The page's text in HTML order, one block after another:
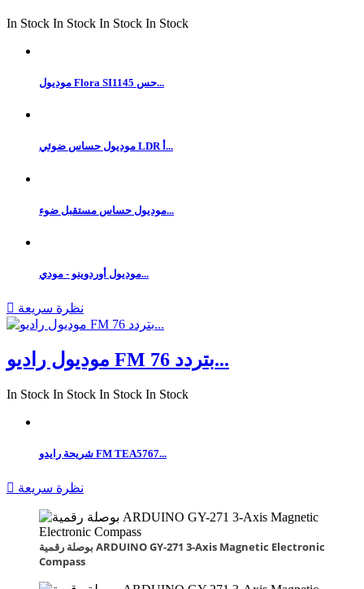
In Stock In Stock In Stock In Stock
موديول Flora SI1145 حس...
موديول حساس ضوئي LDR أ...
موديول حساس مستقبل ضوء...
موديول أوردوينو - مودي...
 نظرة سريعة
موديول راديو FM بتردد 76...
In Stock In Stock In Stock In Stock
شريحة رايدو FM TEA5767...
 نظرة سريعة
بوصلة رقمية ARDUINO GY-271 3-Axis Magnetic Electronic
Compass